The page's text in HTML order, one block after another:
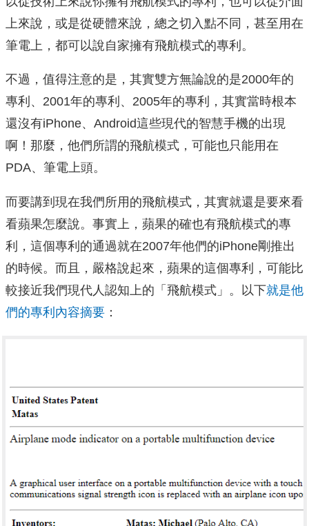
上來說，或是從硬體來說，總之切入點不同，甚至用在
筆電上，都可以說自家擁有飛航模式的專利。
不過，值得注意的是，其實雙方無論說的是2000年的
專利、2001年的專利、2005年的專利，其實當時根本
還沒有iPhone、Android這些現代的智慧手機的出現
啊！那麼，他們所謂的飛航模式，可能也只能用在
PDA、筆電上頭。
而要講到現在我們所用的飛航模式，其實就還是要來看
看蘋果怎麼說。事實上，蘋果的確也有飛航模式的專
利，這個專利的通過就在2007年他們的iPhone剛推出
的時候。而且，嚴格說起來，蘋果的這個專利，可能比
較接近我們現代人認知上的「飛航模式」。以下就是他
們的專利內容摘要 ：